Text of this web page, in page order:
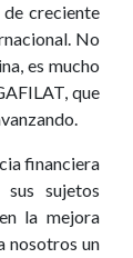
creciente
No
es mucho
que
financiera
sujetos
la mejora
nosotros un